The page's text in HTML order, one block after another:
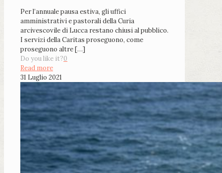
Per l’annuale pausa estiva, gli uffici
amministrativi e pastorali della Curia
arcivescovile di Lucca restano chiusi al pubblico.
I servizi della Caritas proseguono, come
proseguono altre[…]
Do you like it?0
Read more
31 Luglio 2021